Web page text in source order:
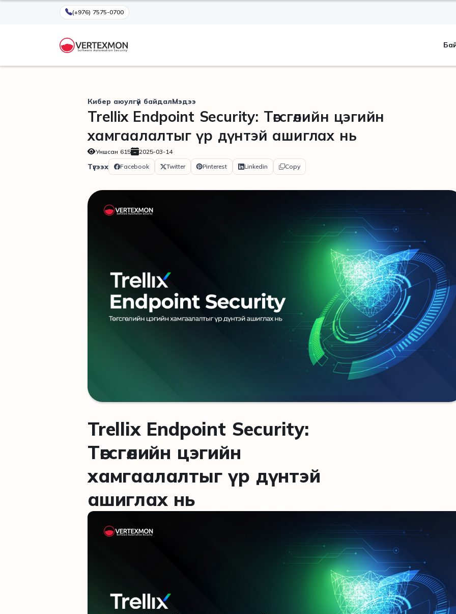
(+976) 7575-0700
Кибер аюулгүй байдалМэдээ
Trellix Endpoint Security: Төгсгөлийн цэгийн
хамгаалалтыг үр дүнтэй ашиглах нь
Уншсан 615 2025-03-14
Түгээх Facebook Twitter Pinterest Linkedin Copy
Trellix Endpoint Security:
Төгсгөлийн цэгийн
хамгаалалтыг үр дүнтэй
ашиглах нь